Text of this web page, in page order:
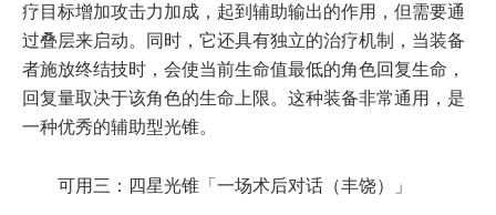
疗目标增加攻击力加成，起到辅助输出的作用，但需要通
过叠层来启动。同时，它还具有独立的治疗机制，当装备
者施放终结技时，会使当前生命值最低的角色回复生命，
回复量取决于该角色的生命上限。这种装备非常通用，是
一种优秀的辅助型光锥。
可用三：四星光锥「一场术后对话（丰饶）」